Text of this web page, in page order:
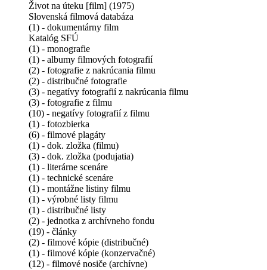
Život na úteku [film] (1975)
Slovenská filmová databáza
(1) - dokumentárny film
Katalóg SFÚ
(1) - monografie
(1) - albumy filmových fotografií
(2) - fotografie z nakrúcania filmu
(2) - distribučné fotografie
(3) - negatívy fotografií z nakrúcania filmu
(3) - fotografie z filmu
(10) - negatívy fotografií z filmu
(1) - fotozbierka
(6) - filmové plagáty
(1) - dok. zložka (filmu)
(3) - dok. zložka (podujatia)
(1) - literárne scenáre
(1) - technické scenáre
(1) - montážne listiny filmu
(1) - výrobné listy filmu
(1) - distribučné listy
(2) - jednotka z archívneho fondu
(19) - články
(2) - filmové kópie (distribučné)
(1) - filmové kópie (konzervačné)
(12) - filmové nosiče (archívne)